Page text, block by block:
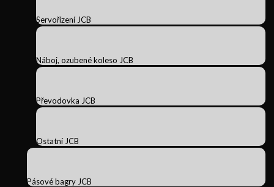
Servořízení JCB
Náboj, ozubené koleso JCB
Převodovka JCB
Ostatní JCB
Pásové bagry JCB